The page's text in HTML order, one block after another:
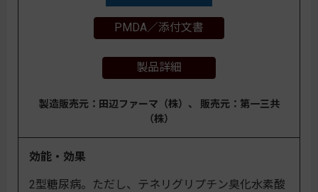
PMDA／添付文書
製品詳細
製造販売元：田辺ファーマ（株）、 販売元：第一三共
（株）
効能・効果
2型糖尿病。ただし、テネリグリプチン臭化水素酸